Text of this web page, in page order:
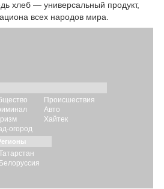
хлеб — универсальный продукт,
всех народов мира.
огород
Происшествия
Авто
Хайтек
Белоруссия